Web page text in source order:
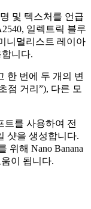
및 텍스처를 언급
일렉트릭 블루
니멀리스트 레이아
니다.
한 번에 두 개의 변
점 거리”), 다른 모
트를 사용하여 전
샷을 생성합니다.
위해 Nano Banana
이 됩니다.